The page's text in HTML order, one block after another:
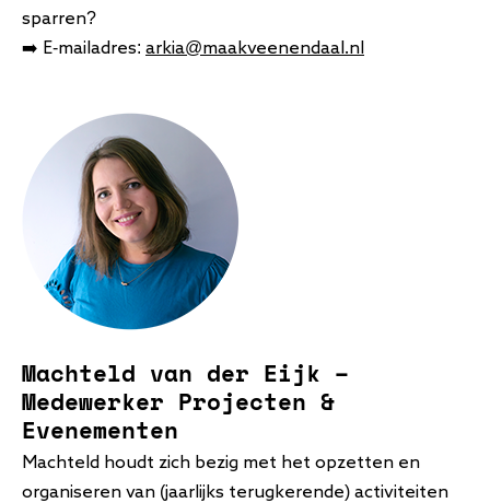
sparren?
➡️ E-mailadres: arkia@maakveenendaal.nl
Machteld van der Eijk –
Medewerker Projecten &
Evenementen
Machteld houdt zich bezig met het opzetten en
organiseren van (jaarlijks terugkerende) activiteiten